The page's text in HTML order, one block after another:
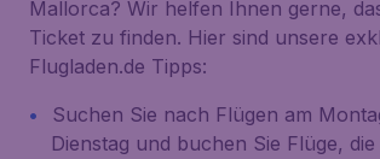
Mallorca? Wir helfen Ihnen gerne,
Ticket zu finden. Hier sind unsere
Flugladen.de Tipps:
Suchen Sie nach Flügen am
Dienstag und buchen Sie Flüge,